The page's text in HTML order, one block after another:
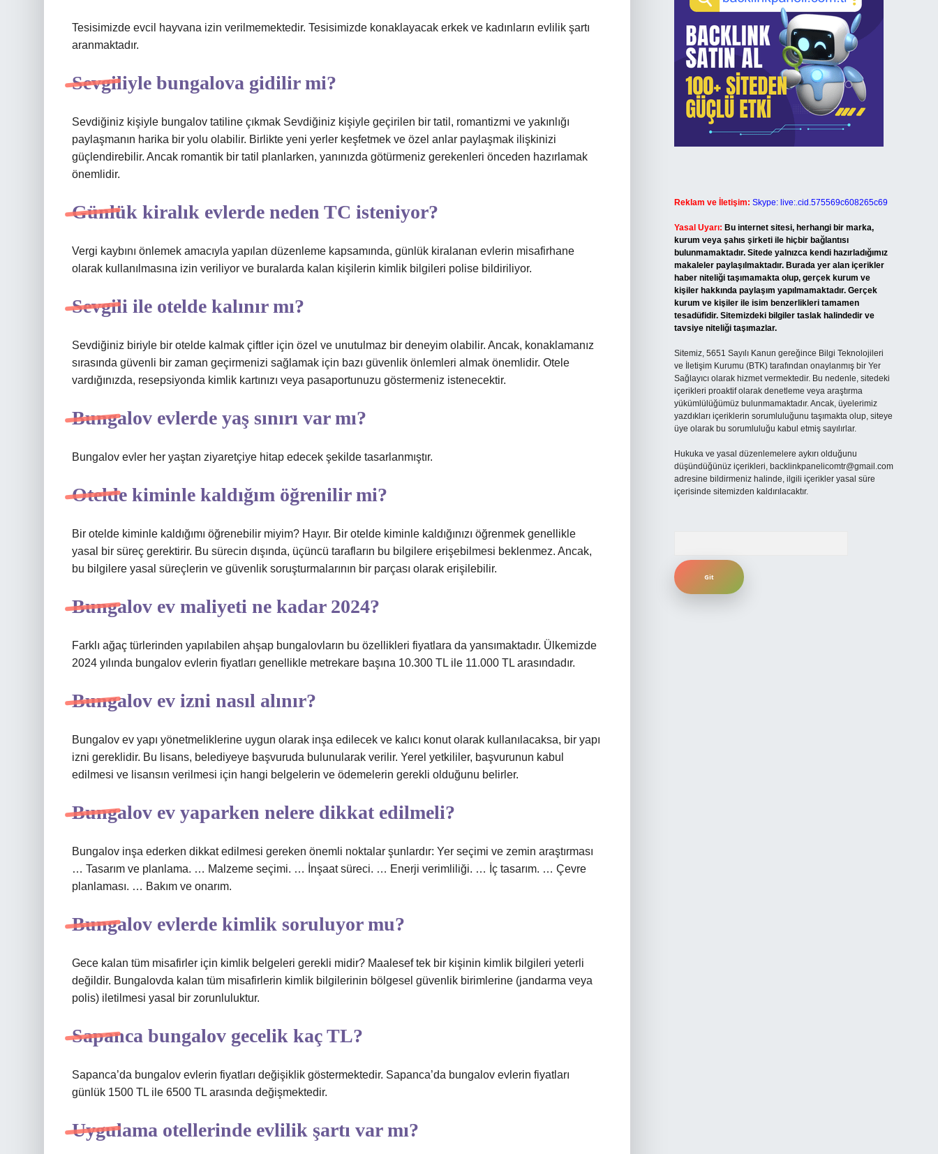
Tesisimizde evcil hayvana izin verilmemektedir. Tesisimizde konaklayacak erkek ve kadınların evlilik şartı
aranmaktadır.
Sevgiliyle bungalova gidilir mi?
Sevdiğiniz kişiyle bungalov tatiline çıkmak Sevdiğiniz kişiyle geçirilen bir tatil, romantizmi ve yakınlığı
paylaşmanın harika bir yolu olabilir. Birlikte yeni yerler keşfetmek ve özel anlar paylaşmak ilişkinizi
güçlendirebilir. Ancak romantik bir tatil planlarken, yanınızda götürmeniz gerekenleri önceden hazırlamak
önemlidir.
Günlük kiralık evlerde neden TC isteniyor?
Vergi kaybını önlemek amacıyla yapılan düzenleme kapsamında, günlük kiralanan evlerin misafirhane
olarak kullanılmasına izin veriliyor ve buralarda kalan kişilerin kimlik bilgileri polise bildiriliyor.
Sevgili ile otelde kalınır mı?
Sevdiğiniz biriyle bir otelde kalmak çiftler için özel ve unutulmaz bir deneyim olabilir. Ancak, konaklamanız
sırasında güvenli bir zaman geçirmenizi sağlamak için bazı güvenlik önlemleri almak önemlidir. Otele
vardığınızda, resepsiyonda kimlik kartınızı veya pasaportunuzu göstermeniz istenecektir.
Bungalov evlerde yaş sınırı var mı?
Bungalov evler her yaştan ziyaretçiye hitap edecek şekilde tasarlanmıştır.
Otelde kiminle kaldığım öğrenilir mi?
Bir otelde kiminle kaldığımı öğrenebilir miyim? Hayır. Bir otelde kiminle kaldığınızı öğrenmek genellikle
yasal bir süreç gerektirir. Bu sürecin dışında, üçüncü tarafların bu bilgilere erişebilmesi beklenmez. Ancak,
bu bilgilere yasal süreçlerin ve güvenlik soruşturmalarının bir parçası olarak erişilebilir.
Bungalov ev maliyeti ne kadar 2024?
Farklı ağaç türlerinden yapılabilen ahşap bungalovların bu özellikleri fiyatlara da yansımaktadır. Ülkemizde
2024 yılında bungalov evlerin fiyatları genellikle metrekare başına 10.300 TL ile 11.000 TL arasındadır.
Bungalov ev izni nasıl alınır?
Bungalov ev yapı yönetmeliklerine uygun olarak inşa edilecek ve kalıcı konut olarak kullanılacaksa, bir yapı
izni gereklidir. Bu lisans, belediyeye başvuruda bulunularak verilir. Yerel yetkililer, başvurunun kabul
edilmesi ve lisansın verilmesi için hangi belgelerin ve ödemelerin gerekli olduğunu belirler.
Bungalov ev yaparken nelere dikkat edilmeli?
Bungalov inşa ederken dikkat edilmesi gereken önemli noktalar şunlardır: Yer seçimi ve zemin araştırması
… Tasarım ve planlama. … Malzeme seçimi. … İnşaat süreci. … Enerji verimliliği. … İç tasarım. … Çevre
planlaması. … Bakım ve onarım.
Bungalov evlerde kimlik soruluyor mu?
Gece kalan tüm misafirler için kimlik belgeleri gerekli midir? Maalesef tek bir kişinin kimlik bilgileri yeterli
değildir. Bungalovda kalan tüm misafirlerin kimlik bilgilerinin bölgesel güvenlik birimlerine (jandarma veya
polis) iletilmesi yasal bir zorunluluktur.
Sapanca bungalov gecelik kaç TL?
Sapanca’da bungalov evlerin fiyatları değişiklik göstermektedir. Sapanca’da bungalov evlerin fiyatları
günlük 1500 TL ile 6500 TL arasında değişmektedir.
Uygulama otellerinde evlilik şartı var mı?
Reklam ve İletişim: Skype: live:.cid.575569c608265c69
Yasal Uyarı: Bu internet sitesi, herhangi bir marka,
kurum veya şahıs şirketi ile hiçbir bağlantısı
bulunmamaktadır. Sitede yalnızca kendi hazırladığımız
makaleler paylaşılmaktadır. Burada yer alan içerikler
haber niteliği taşımamakta olup, gerçek kurum ve
kişiler hakkında paylaşım yapılmamaktadır. Gerçek
kurum ve kişiler ile isim benzerlikleri tamamen
tesadüfidir. Sitemizdeki bilgiler taslak halindedir ve
tavsiye niteliği taşımazlar.
Sitemiz, 5651 Sayılı Kanun gereğince Bilgi Teknolojileri
ve İletişim Kurumu (BTK) tarafından onaylanmış bir Yer
Sağlayıcı olarak hizmet vermektedir. Bu nedenle, sitedeki
içerikleri proaktif olarak denetleme veya araştırma
yükümlülüğümüz bulunmamaktadır. Ancak, üyelerimiz
yazdıkları içeriklerin sorumluluğunu taşımakta olup, siteye
üye olarak bu sorumluluğu kabul etmiş sayılırlar.
Hukuka ve yasal düzenlemelere aykırı olduğunu
düşündüğünüz içerikleri, backlinkpanelicomtr@gmail.com
adresine bildirmeniz halinde, ilgili içerikler yasal süre
içerisinde sitemizden kaldırılacaktır.